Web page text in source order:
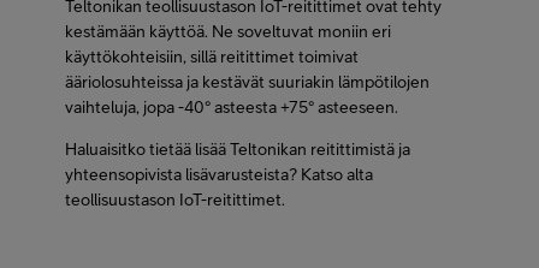
Teltonikan teollisuustason IoT-reitittimet ovat tehty
kestämään käyttöä. Ne soveltuvat moniin eri
käyttökohteisiin, sillä reitittimet toimivat
ääriolosuhteissa ja kestävät suuriakin lämpötilojen
vaihteluja, jopa -40° asteesta +75° asteeseen.
Haluaisitko tietää lisää Teltonikan reitittimistä ja
yhteensopivista lisävarusteista? Katso alta
teollisuustason IoT-reitittimet.